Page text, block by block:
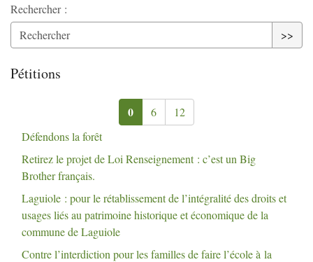
Rechercher :
>>
Pétitions
0 6
12
Défendons la forêt
Retirez le projet de Loi Renseignement : c’est un Big
Brother français.
Laguiole : pour le rétablissement de l’intégralité des droits et
usages liés au patrimoine historique et économique de la
commune de Laguiole
Contre l’interdiction pour les familles de faire l’école à la